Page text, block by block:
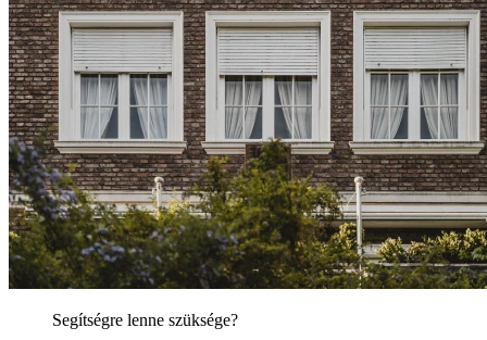
Segítségre lenne szüksége?